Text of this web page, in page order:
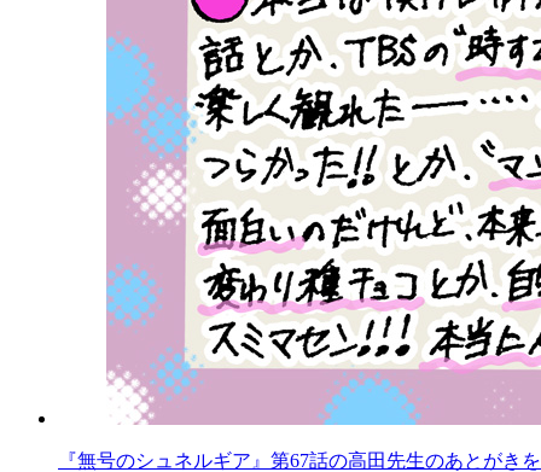
『無号のシュネルギア』第67話の高田先生のあとがき